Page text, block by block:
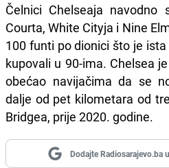
Čelnici Chelseaja navodno
Courta, White Cityja i Nine
100 funti po dionici što je
kupovali u 90-ima. Chelsea
obećao navijačima da se
dalje od pet kilometara od
Bridgea, prije 2020. godine.
Dodajte Radiosarajevo.ba